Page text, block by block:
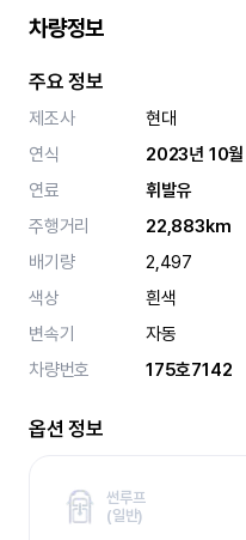
차량정보
주요 정보
제조사
현대
연식
2023년 10월
연료
휘발유
주행거리
22,883km
배기량
2,497
색상
흰색
변속기
자동
차량번호
175호7142
옵션 정보
썬루프
(일반)